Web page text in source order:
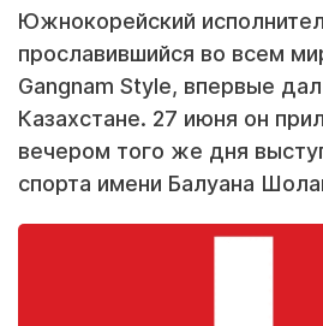
Южнокорейский
прославившийся во всем
Gangnam Style, впервые
Казахстане. 27 июня он
вечером того же дня
спорта имени Балуана